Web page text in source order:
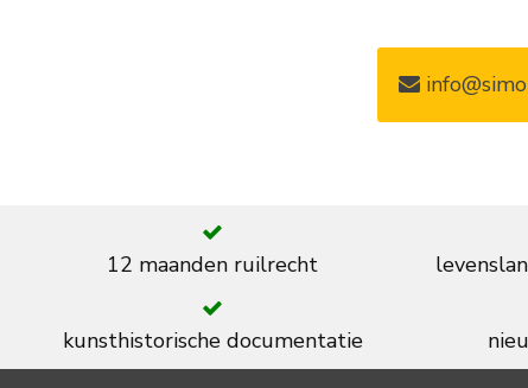
12 maanden ruilrecht
kunsthistorische documentatie